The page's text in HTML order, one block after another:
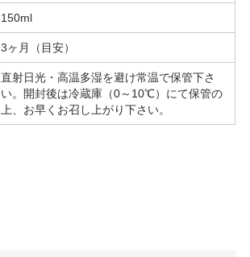
150ml
3ヶ月（目安）
直射日光・高温多湿を避け常温で保管下さ
い。開封後は冷蔵庫（0～10℃）にて保管の
上、お早くお召し上がり下さい。